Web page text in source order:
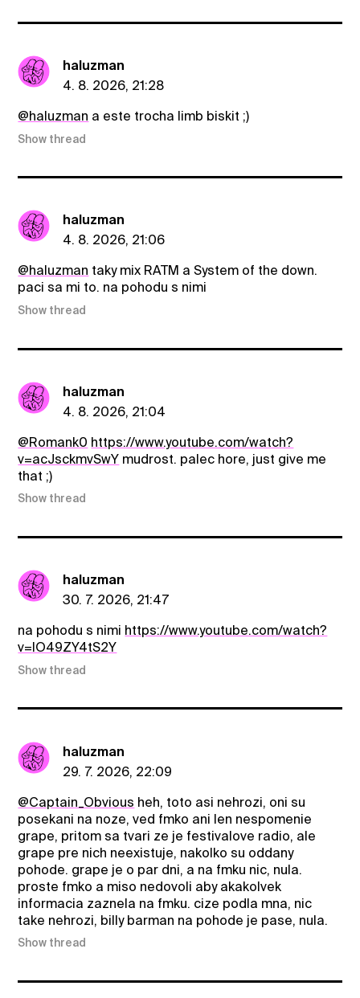
haluzman
4. 8. 2026, 21:28
@haluzman a este trocha limb biskit ;)
Show thread
haluzman
4. 8. 2026, 21:06
@haluzman taky mix RATM a System of the down.
paci sa mi to. na pohodu s nimi
Show thread
haluzman
4. 8. 2026, 21:04
@Romank0 https://www.youtube.com/watch?
v=acJsckmvSwY mudrost. palec hore, just give me
that ;)
Show thread
haluzman
30. 7. 2026, 21:47
na pohodu s nimi https://www.youtube.com/watch?
v=lO49ZY4tS2Y
Show thread
haluzman
29. 7. 2026, 22:09
@Captain_Obvious heh, toto asi nehrozi, oni su
posekani na noze, ved fmko ani len nespomenie
grape, pritom sa tvari ze je festivalove radio, ale
grape pre nich neexistuje, nakolko su oddany
pohode. grape je o par dni, a na fmku nic, nula.
proste fmko a miso nedovoli aby akakolvek
informacia zaznela na fmku. cize podla mna, nic
take nehrozi, billy barman na pohode je pase, nula.
Show thread